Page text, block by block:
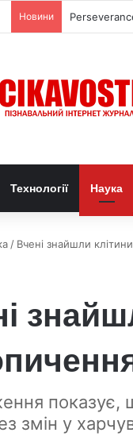
Новини
Технології Наука
/ Вчені знайшли
показує,
змін у